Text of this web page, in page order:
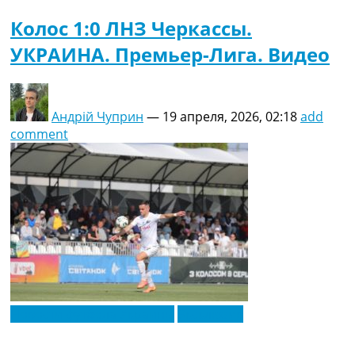
Колос 1:0 ЛНЗ Черкассы.
УКРАИНА. Премьер-Лига. Видео
Андрій Чуприн — 19 апреля, 2026, 02:18add
comment